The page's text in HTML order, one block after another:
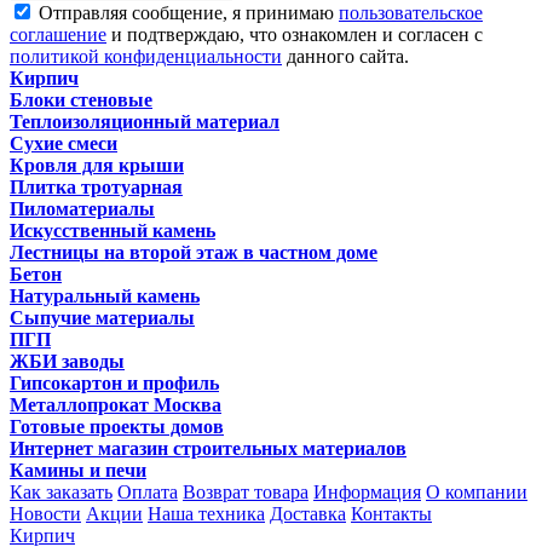
Отправляя сообщение, я принимаю пользовательское
соглашение и подтверждаю, что ознакомлен и согласен с
политикой конфиденциальности данного сайта.
Кирпич
Блоки стеновые
Теплоизоляционный материал
Сухие смеси
Кровля для крыши
Плитка тротуарная
Пиломатериалы
Искусственный камень
Лестницы на второй этаж в частном доме
Бетон
Натуральный камень
Сыпучие материалы
ПГП
ЖБИ заводы
Гипсокартон и профиль
Металлопрокат Москва
Готовые проекты домов
Интернет магазин строительных материалов
Камины и печи
Как заказать Оплата Возврат товара Информация О компании
Новости Акции Наша техника Доставка Контакты
Кирпич